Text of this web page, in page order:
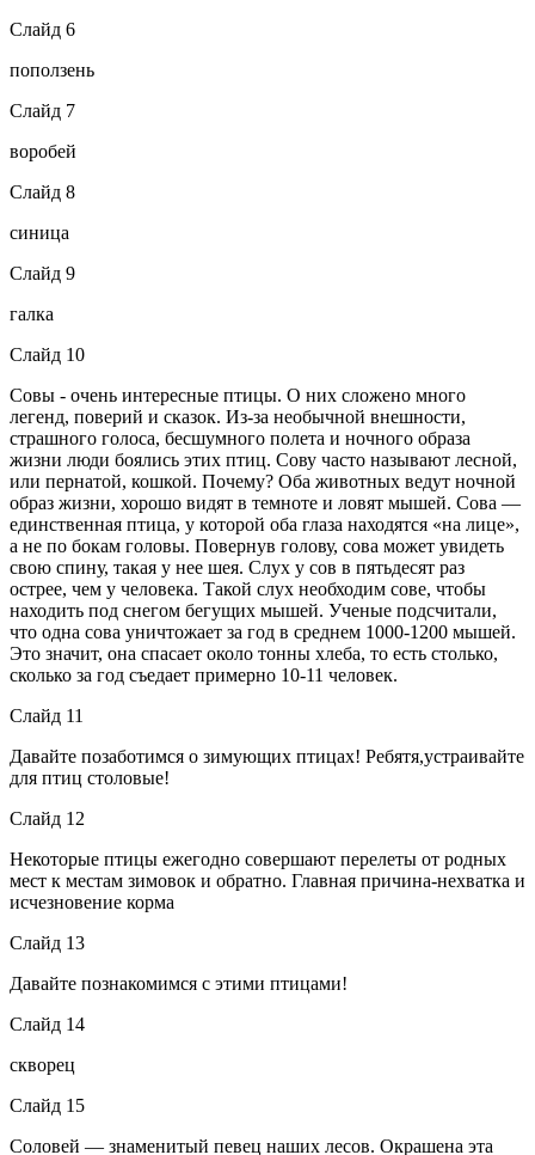
Слайд 6
поползень
Слайд 7
воробей
Слайд 8
синица
Слайд 9
галка
Слайд 10
Совы - очень интересные птицы. О них сложено много
легенд, поверий и сказок. Из-за необычной внешности,
страшного голоса, бесшумного полета и ночного образа
жизни люди боялись этих птиц. Сову часто называют лесной,
или пернатой, кошкой. Почему? Оба животных ведут ночной
образ жизни, хорошо видят в темноте и ловят мышей. Сова —
единственная птица, у которой оба глаза находятся «на лице»,
а не по бокам головы. Повернув голову, сова может увидеть
свою спину, такая у нее шея. Слух у сов в пятьдесят раз
острее, чем у человека. Такой слух необходим сове, чтобы
находить под снегом бегущих мышей. Ученые подсчитали,
что одна сова уничтожает за год в среднем 1000-1200 мышей.
Это значит, она спасает около тонны хлеба, то есть столько,
сколько за год съедает примерно 10-11 человек.
Слайд 11
Давайте позаботимся о зимующих птицах! Ребятя,устраивайте
для птиц столовые!
Слайд 12
Некоторые птицы ежегодно совершают перелеты от родных
мест к местам зимовок и обратно. Главная причина-нехватка и
исчезновение корма
Слайд 13
Давайте познакомимся с этими птицами!
Слайд 14
скворец
Слайд 15
Соловей — знаменитый певец наших лесов. Окрашена эта